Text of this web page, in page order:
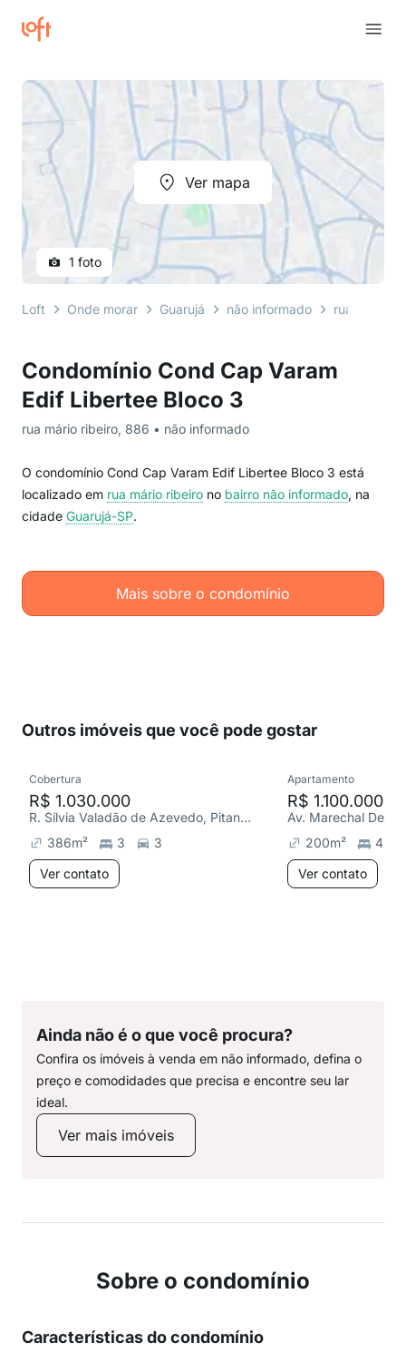
Condomínio Cond Cap Varam
Edif Libertee Bloco 3
rua mário ribeiro, 886 • não informado
O condomínio Cond Cap Varam Edif Libertee Bloco 3 está
localizado em rua mário ribeiro no bairro não informado, na
cidade Guarujá-SP.
Mais sobre o condomínio
Ver mapa
1 foto
Loft Onde morar Guarujá não informado rua mário
Outros imóveis que você pode gostar
Cobertura
R$ 1.030.000
R. Sílvia Valadão de Azevedo, Pitangueiras
386m² 3
3
Ver contato
Apartamento
R$ 1.100.000
200m²
4
Ver contato
Ainda não é o que você procura?
Confira os imóveis à venda em não informado, defina o
preço e comodidades que precisa e encontre seu lar
ideal.
Ver mais imóveis
Sobre o condomínio
Características do condomínio